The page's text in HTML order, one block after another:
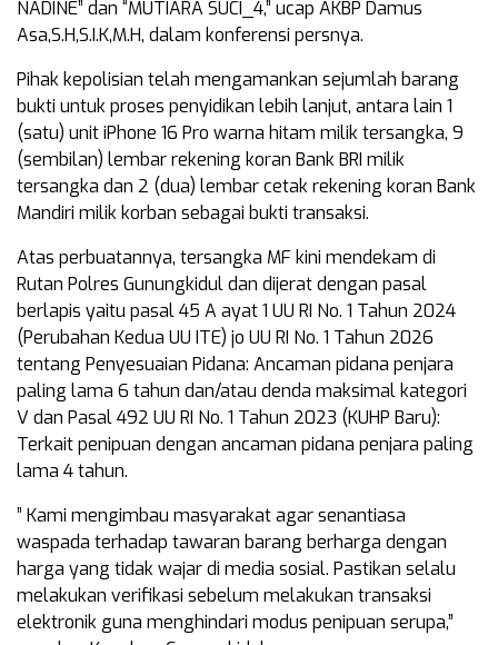
NADINE” dan “MUTIARA SUCI_4,” ucap AKBP Damus
Asa,S.H,S.I.K,M.H, dalam konferensi persnya.
Pihak kepolisian telah mengamankan sejumlah barang
bukti untuk proses penyidikan lebih lanjut, antara lain 1
(satu) unit iPhone 16 Pro warna hitam milik tersangka, 9
(sembilan) lembar rekening koran Bank BRI milik
tersangka dan 2 (dua) lembar cetak rekening koran Bank
Mandiri milik korban sebagai bukti transaksi.
Atas perbuatannya, tersangka MF kini mendekam di
Rutan Polres Gunungkidul dan dijerat dengan pasal
berlapis yaitu pasal 45 A ayat 1 UU RI No. 1 Tahun 2024
(Perubahan Kedua UU ITE) jo UU RI No. 1 Tahun 2026
tentang Penyesuaian Pidana: Ancaman pidana penjara
paling lama 6 tahun dan/atau denda maksimal kategori
V dan Pasal 492 UU RI No. 1 Tahun 2023 (KUHP Baru):
Terkait penipuan dengan ancaman pidana penjara paling
lama 4 tahun.
” Kami mengimbau masyarakat agar senantiasa
waspada terhadap tawaran barang berharga dengan
harga yang tidak wajar di media sosial. Pastikan selalu
melakukan verifikasi sebelum melakukan transaksi
elektronik guna menghindari modus penipuan serupa,”